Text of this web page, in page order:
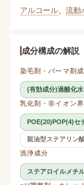
アルコール、 流動
成分構成の解説
染毛剤・パーマ剤
(有効成分)過酸化
乳化剤・非イオン
POE(20)POP(4)セ
親油型ステアリン
洗浄成分
ステアロイルメチ